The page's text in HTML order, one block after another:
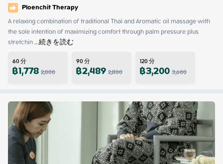
Ploenchit Therapy
A relaxing combination of traditional Thai and Aromatic oil massage with
the sole intention of maximizing comfort through palm pressure plus
stretchin ...続きを読む
60分
฿1,7782,000
90分
฿2,4892,800
120分
฿3,2003,600